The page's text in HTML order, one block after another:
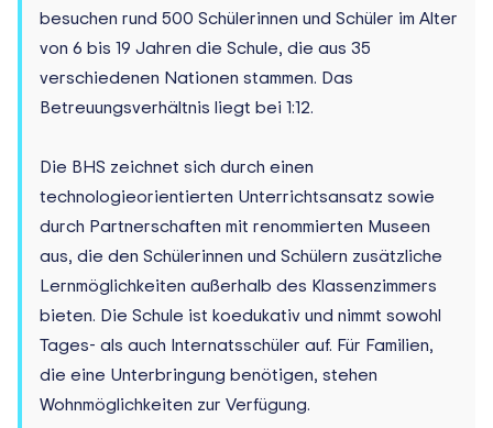
besuchen rund 500 Schülerinnen und Schüler im Alter
von 6 bis 19 Jahren die Schule, die aus 35
verschiedenen Nationen stammen. Das
Betreuungsverhältnis liegt bei 1:12.
Die BHS zeichnet sich durch einen
technologieorientierten Unterrichtsansatz sowie
durch Partnerschaften mit renommierten Museen
aus, die den Schülerinnen und Schülern zusätzliche
Lernmöglichkeiten außerhalb des Klassenzimmers
bieten. Die Schule ist koedukativ und nimmt sowohl
Tages- als auch Internatsschüler auf. Für Familien,
die eine Unterbringung benötigen, stehen
Wohnmöglichkeiten zur Verfügung.